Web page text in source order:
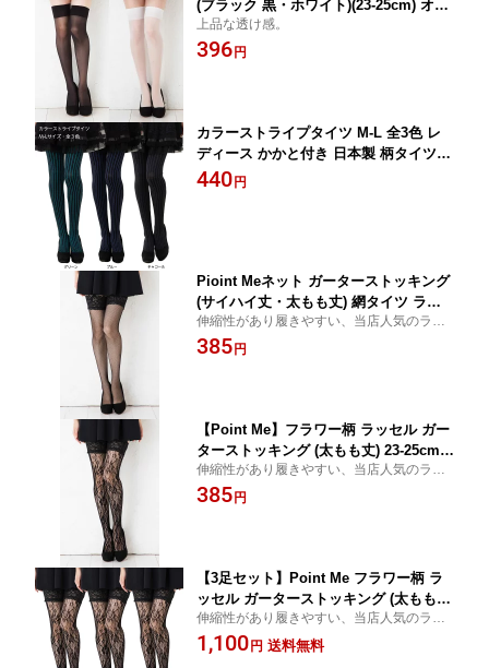
(ブラック 黒・ホワイト)(23-25cm) オー
バーニー ガーター ニーソ ニーソックス
靴下 レディース コスプレ dk-9012 D1P
上品な透け感。
396 円
カラーストライプタイツ M-L 全3色 レ
ディース かかと付き 日本製 柄タイツ g
si-4569 D1PK
440 円
Pioint Meネット ガーターストッキング
(サイハイ丈・太もも丈) 網タイツ ラッ
セルタイツ ニーハイタイツ コスプレ ニ
ーソックス レディース gsi-tlov12g D1P
伸縮性があり履きやすい、当店人気のラッ
セルガーターです。
385 円
【Point Me】フラワー柄 ラッセル ガー
ターストッキング (太もも丈) 23-25cm
網タイツ ニーハイ タイツ コスプレ ニ
ーソックス レディース 花柄 gsi-tlov14g
伸縮性があり履きやすい、当店人気のラッ
セルガーターです。
385 円
【3足セット】Point Me フラワー柄 ラ
ッセル ガーターストッキング (太もも
丈) 23-25cm 網タイツ ニーハイ タイツ
コスプレ ニーソックス レディース 花柄
伸縮性があり履きやすい、当店人気のラッ
セルガーターです。
1,100 円 送料無料